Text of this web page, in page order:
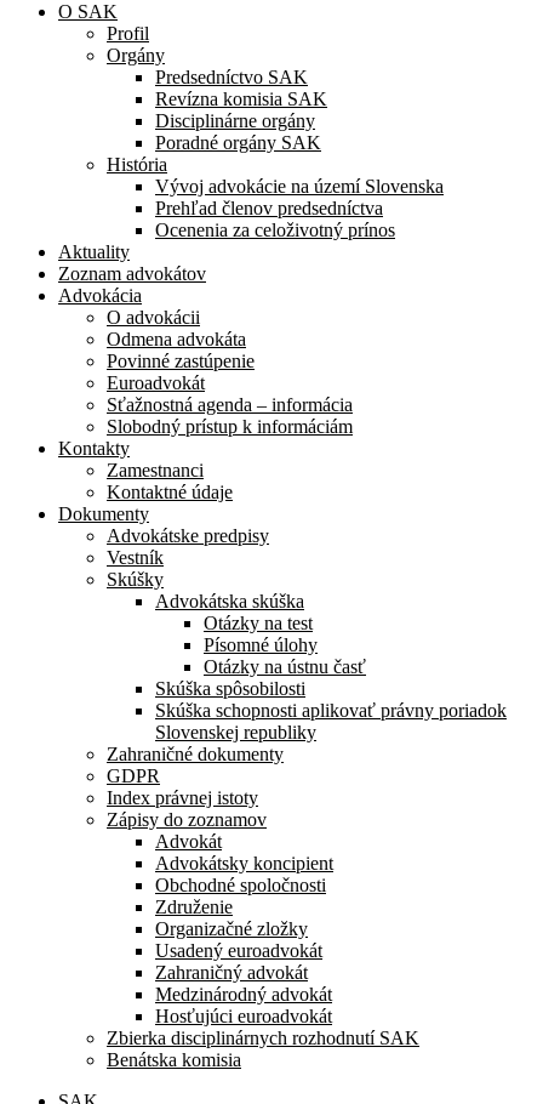
O SAK
Profil
Orgány
Predsedníctvo SAK
Revízna komisia SAK
Disciplinárne orgány
Poradné orgány SAK
História
Vývoj advokácie na území Slovenska
Prehľad členov predsedníctva
Ocenenia za celoživotný prínos
Aktuality
Zoznam advokátov
Advokácia
O advokácii
Odmena advokáta
Povinné zastúpenie
Euroadvokát
Sťažnostná agenda – informácia
Slobodný prístup k informáciám
Kontakty
Zamestnanci
Kontaktné údaje
Dokumenty
Advokátske predpisy
Vestník
Skúšky
Advokátska skúška
Otázky na test
Písomné úlohy
Otázky na ústnu časť
Skúška spôsobilosti
Skúška schopnosti aplikovať právny poriadok
Slovenskej republiky
Zahraničné dokumenty
GDPR
Index právnej istoty
Zápisy do zoznamov
Advokát
Advokátsky koncipient
Obchodné spoločnosti
Združenie
Organizačné zložky
Usadený euroadvokát
Zahraničný advokát
Medzinárodný advokát
Hosťujúci euroadvokát
Zbierka disciplinárnych rozhodnutí SAK
Benátska komisia